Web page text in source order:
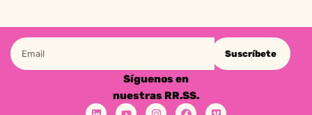
Suscríbete
Síguenos en
nuestras RR.SS.